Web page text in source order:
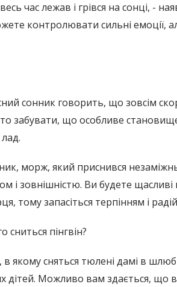
час лежав і грівся на сонці, -
контролювати сильні емоції,
сонник говорить, що зовсім
забувати, що особливе
морж, який приснився
і зовнішністю. Ви будете
тому запасіться терпінням і
пінгвін?
якому сняться тюлені дамі в
дітей. Можливо вам здається, що